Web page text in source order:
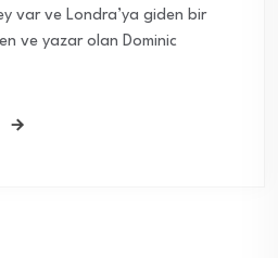
var ve Londra’ya giden bir
ve yazar olan Dominic